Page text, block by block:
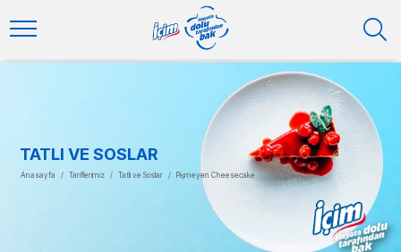
TATLI VE SOSLAR
Anasayfa / Tariflerimiz / Tatlı ve Soslar / Pişmeyen Cheesecake